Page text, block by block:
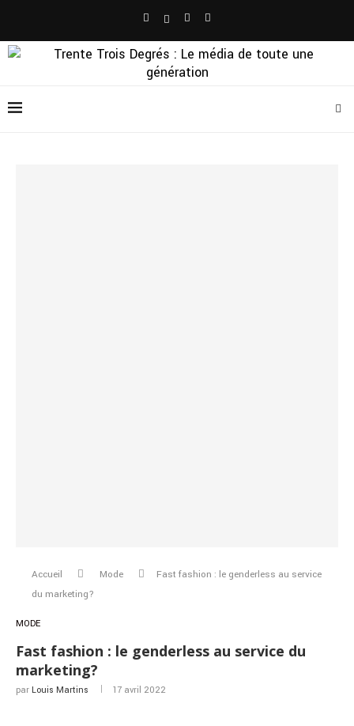
Accueil Mode
Fast fashion : le genderless au service
du marketing?
MODE
Fast fashion : le genderless au service du
marketing?
par Louis Martins 17 avril 2022